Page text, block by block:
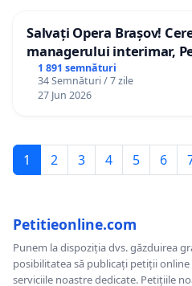
Salvați Opera Brașov!
managerului interimar,
1 891 semnături
34 Semnături / 7 zile
27 Jun 2026
1 2 3 4 5 6
Petitieonline.com
Punem la dispoziția dvs. găzduirea
posibilitatea să publicați petiții
serviciile noastre dedicate. Petițiile